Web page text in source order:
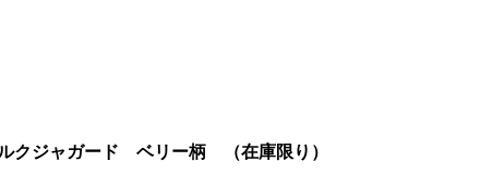
クジャガード ベリー柄 （在庫限り）